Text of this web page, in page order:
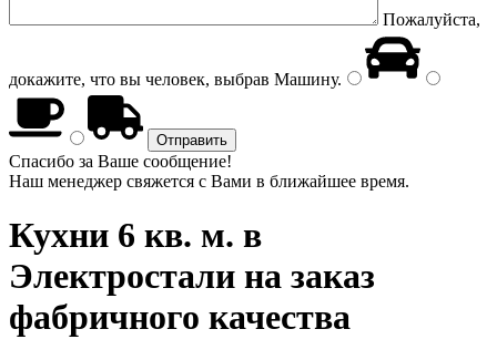
Пожалуйста,
докажите, что вы человек, выбрав Машину.
Спасибо за Ваше сообщение!
Наш менеджер свяжется с Вами в ближайшее время.
Кухни 6 кв. м. в
Электростали на заказ
фабричного качества